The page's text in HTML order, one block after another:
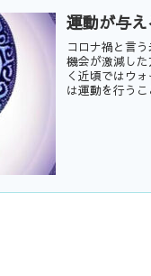
運動が与
コロナ禍と言
機会が激減し
く近頃ではウ
は運動を行う